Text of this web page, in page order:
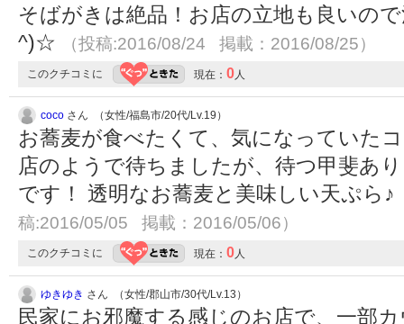
そばがきは絶品！お店の立地も良いの
^)☆
（投稿:2016/08/24 掲載：2016/08/25）
このクチコミに 現在： 0人
coco さん （女性/福島市/20代/Lv.19）
お蕎麦が食べたくて、気になっていた
店のようで待ちましたが、待つ甲斐あ
です！ 透明なお蕎麦と美味しい天ぷら
稿:2016/05/05 掲載：2016/05/06）
このクチコミに 現在： 0人
ゆきゆき さん （女性/郡山市/30代/Lv.13）
民家にお邪魔する感じのお店で、一部